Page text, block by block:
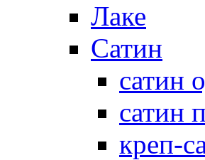
Лаке
Сатин
сатин
сатин
креп-